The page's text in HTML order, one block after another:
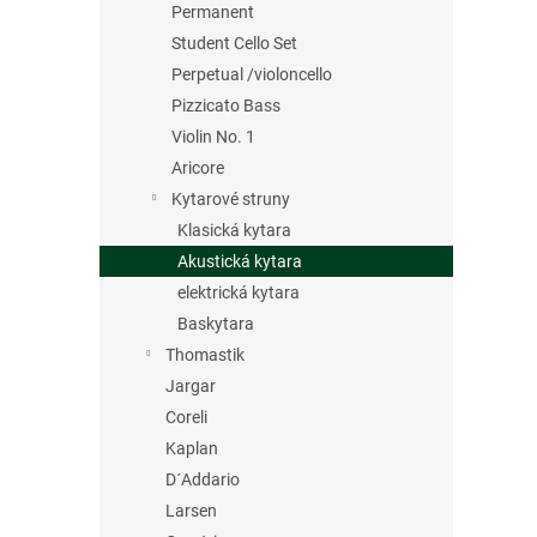
Permanent
Student Cello Set
Perpetual /violoncello
Pizzicato Bass
Violin No. 1
Aricore
Kytarové struny
Klasická kytara
Akustická kytara
elektrická kytara
Baskytara
Thomastik
Jargar
Coreli
Kaplan
D´Addario
Larsen